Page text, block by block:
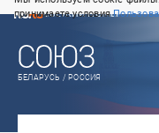
принимаете условия
СВЕЖИЙ НОМЕР
БЕЛАРУСЬ / РОССИЯ